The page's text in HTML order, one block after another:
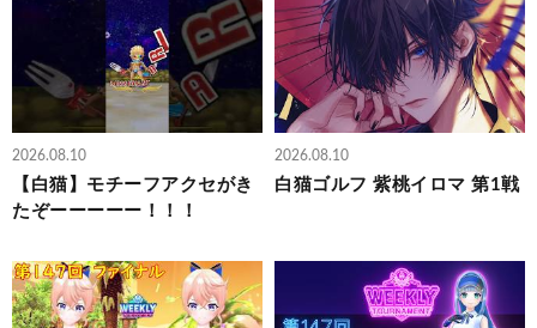
2026.08.10
【白猫】モチーフアクセがき
たぞーーーーー！！！
2026.08.10
白猫ゴルフ 紫桃イロマ 第1戦